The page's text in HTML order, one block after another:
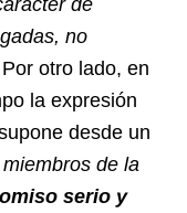
de
no
Por otro lado, en
la expresión
desde un
de la
serio y